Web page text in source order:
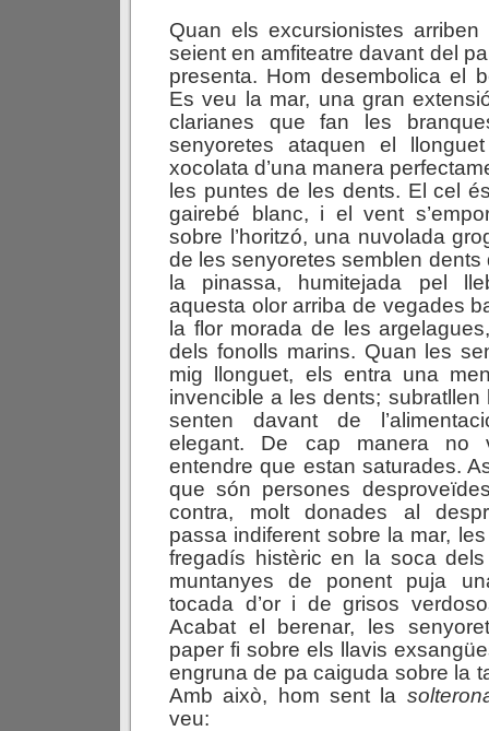
Quan els excursionistes
seient en amfiteatre davant del
presenta. Hom desembolica el
Es veu la mar, una gran
clarianes que fan les
senyoretes ataquen el
xocolata d’una manera
les puntes de les dents. El cel
gairebé blanc, i el vent
sobre l’horitzó, una nuvolada
de les senyoretes semblen dents
la pinassa, humitejada pel
aquesta olor arriba de vegades
la flor morada de les
dels fonolls marins. Quan les
mig llonguet, els entra una
invencible a les dents; subratllen
senten davant de
elegant. De cap manera no
entendre que estan saturades.
que són persones
contra, molt donades al
passa indiferent sobre la mar,
fregadís histèric en la soca
muntanyes de ponent puja
tocada d’or i de grisos
Acabat el berenar, les
paper fi sobre els llavis
engruna de pa caiguda sobre la
Amb això, hom sent la
veu: